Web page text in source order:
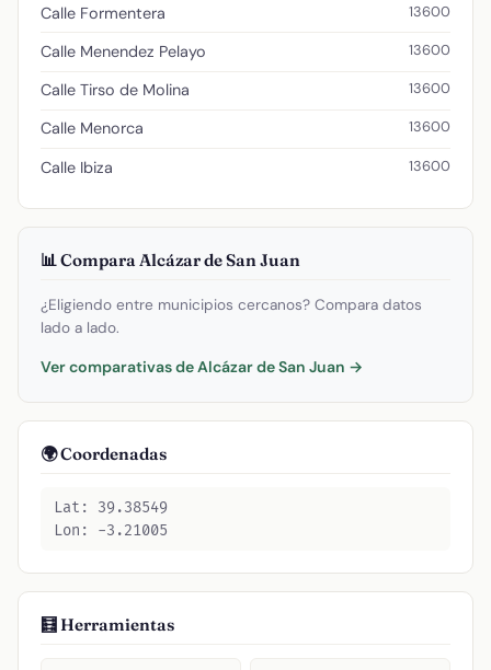
Calle Formentera 13600
Calle Menendez Pelayo 13600
Calle Tirso de Molina 13600
Calle Menorca 13600
Calle Ibiza 13600
📊 Compara Alcázar de San Juan
¿Eligiendo entre municipios cercanos? Compara datos
lado a lado.
Ver comparativas de Alcázar de San Juan →
🌍 Coordenadas
Lat: 39.38549
Lon: -3.21005
🧮 Herramientas